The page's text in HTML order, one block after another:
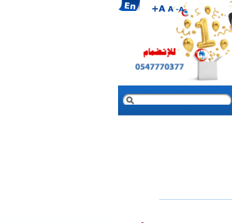
نموذج البحث
بحث